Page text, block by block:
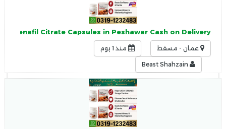
Sildenafil Citrate Capsules in Peshawar Cash on Delivery
عمان - مسقط منذ 1 يوم